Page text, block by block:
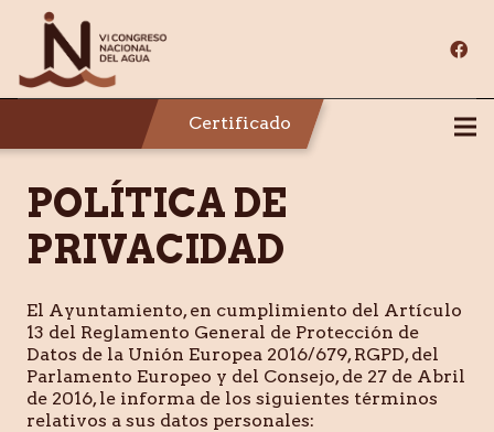
Certificado
POLÍTICA DE
PRIVACIDAD
El Ayuntamiento, en cumplimiento del Artículo
13 del Reglamento General de Protección de
Datos de la Unión Europea 2016/679, RGPD, del
Parlamento Europeo y del Consejo, de 27 de Abril
de 2016, le informa de los siguientes términos
relativos a sus datos personales: